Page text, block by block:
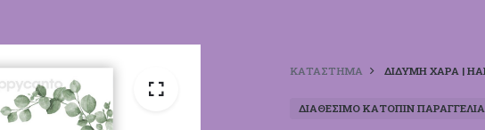
ΚΑΤΆΣΤΗΜΑ ΔΊΔΥΜΗ ΧΑΡΆ |
ΔΙΑΘΈΣΙΜΟ ΚΑΤΌΠΙΝ